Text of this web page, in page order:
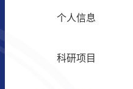
个人信息
科研项目